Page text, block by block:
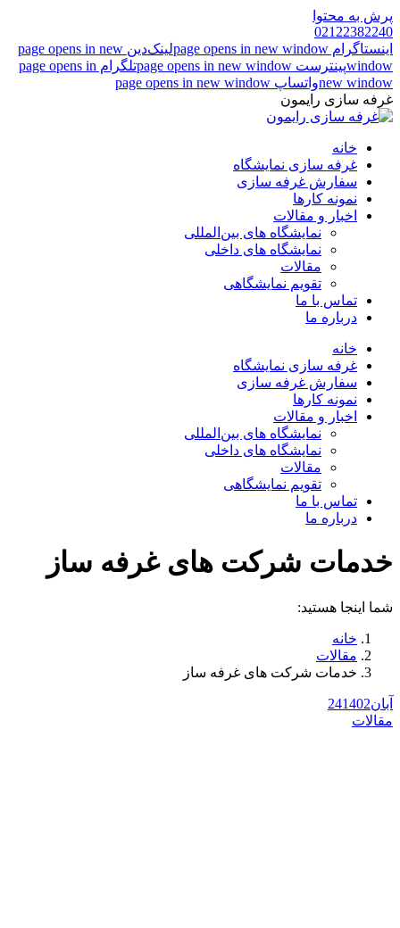
پرش به محتوا
02122382240
اینستاگرام page opens in new window
لینک‌دین page opens in new
windowپینترست page opens in new window
تلگرام page opens in
new windowواتساپ page opens in new window
غرفه سازی رایمون
خانه
غرفه سازی نمایشگاه
سفارش غرفه سازی
نمونه کارها
اخبار و مقالات
نمایشگاه های بین‌المللی
نمایشگاه های داخلی
مقالات
تقویم نمایشگاهی
تماس با ما
درباره ما
خانه
غرفه سازی نمایشگاه
سفارش غرفه سازی
نمونه کارها
اخبار و مقالات
نمایشگاه های بین‌المللی
نمایشگاه های داخلی
مقالات
تقویم نمایشگاهی
تماس با ما
درباره ما
خدمات شرکت های غرفه ساز
شما اینجا هستید:
خانه
مقالات
خدمات شرکت های غرفه ساز
آبان 241402
مقالات